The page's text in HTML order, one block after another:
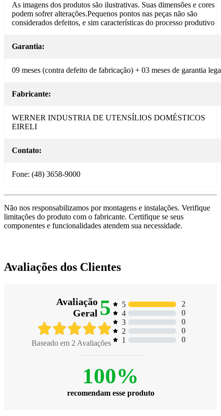
As imagens dos produtos são ilustrativas. Suas dimensões e cores
podem sofrer alterações.Pequenos pontos nas peças não são
considerados defeitos, e sim características do processo produtivo
Garantia:
09 meses (contra defeito de fabricação) + 03 meses de garantia
Fabricante:
WERNER INDUSTRIA DE UTENSÍLIOS DOMÉSTICOS
EIRELI
Contato:
Fone: (48) 3658-9000
Não nos responsabilizamos por montagens e instalações. Verifique
limitações do produto com o fabricante. Certifique se seus
componentes e funcionalidades atendem sua necessidade.
Avaliações dos Clientes
Avaliação
Geral 5
Baseado em 2 Avaliações
5
2
4
0
3
0
2
0
1
0
100%
recomendam esse produto